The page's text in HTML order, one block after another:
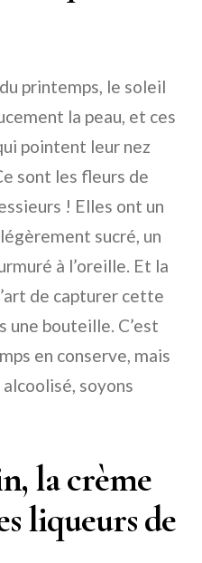
printemps, le soleil
la peau, et ces
pointent leur nez
sont les fleurs de
! Elles ont un
sucré, un
à l’oreille. Et la
de capturer cette
une bouteille. C’est
en conserve, mais
soyons
la crème
liqueurs de